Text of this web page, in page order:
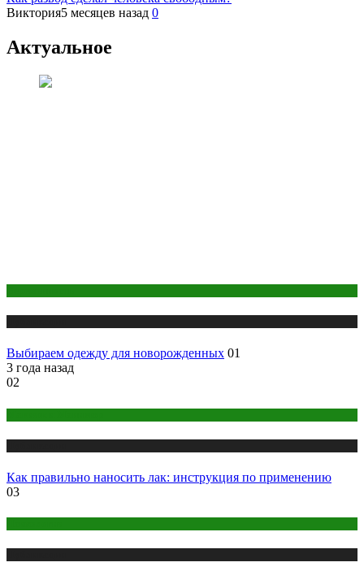
Виктория5 месяцев назад 0
Актуальное
Выбираем одежду для новорожденных 01
3 года назад
02
Как правильно наносить лак: инструкция по применению
03